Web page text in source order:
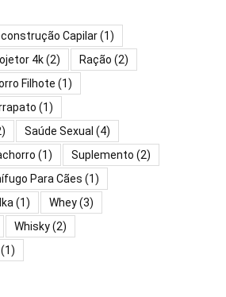
Capilar(1)
4k(2) Ração (2)
Filhote (1)
(1)
Saúde Sexual (4)
(1) Suplemento (2)
Para Cães (1)
(1) Whey(3)
Whisky(2)
(1)